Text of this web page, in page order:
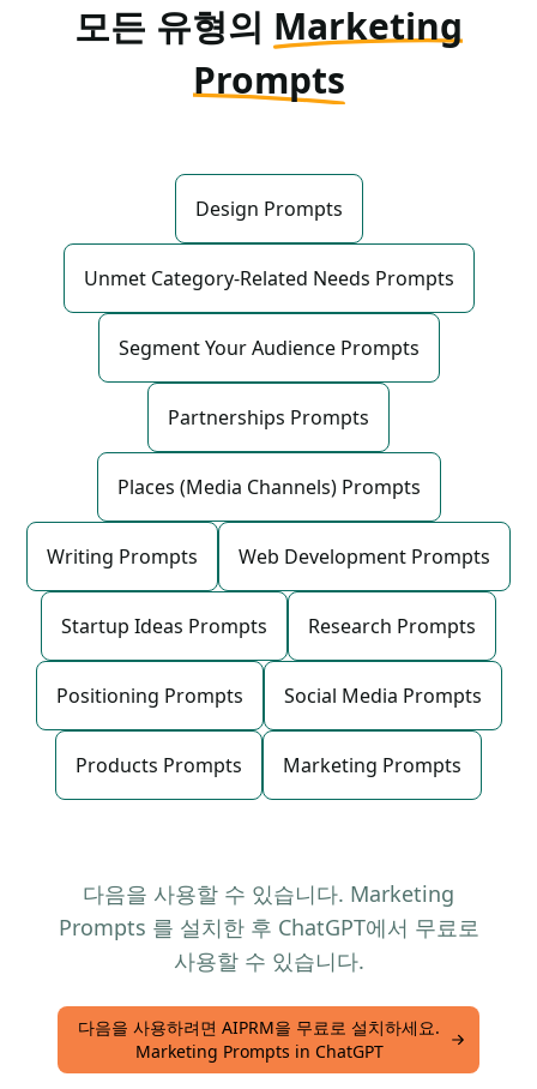
모든 유형의 Marketing
Prompts
Design Prompts
Unmet Category-Related Needs Prompts
Segment Your Audience Prompts
Partnerships Prompts
Places (Media Channels) Prompts
Writing Prompts Web Development Prompts
Startup Ideas Prompts Research Prompts
Positioning Prompts Social Media Prompts
Products Prompts Marketing Prompts
다음을 사용할 수 있습니다. Marketing
Prompts 를 설치한 후 ChatGPT에서 무료로
사용할 수 있습니다.
다음을 사용하려면 AIPRM을 무료로 설치하세요.
Marketing Prompts in ChatGPT